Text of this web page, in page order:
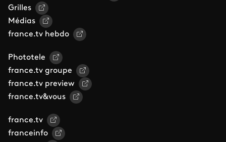
Grilles
Médias
france.tv hebdo
Phototele
france.tv groupe
france.tv preview
france.tv&vous
france.tv
franceinfo